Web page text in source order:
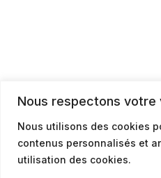
Nous respectons votre
Nous utilisons des cookies
contenus personnalisés et
utilisation des cookies.
© 2026